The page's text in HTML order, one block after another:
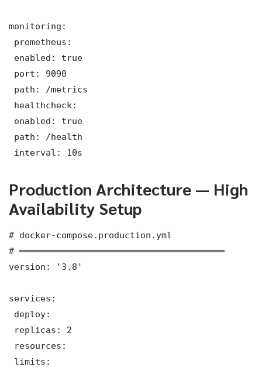
monitoring:
prometheus:
enabled: true
port: 9090
path: /metrics
healthcheck:
enabled: true
path: /health
interval: 10s
Production Architecture — High
Availability Setup
# docker-compose.production.yml
# ═══════════════════════════════════════
version: '3.8'
services:
deploy:
replicas: 2
resources:
limits: